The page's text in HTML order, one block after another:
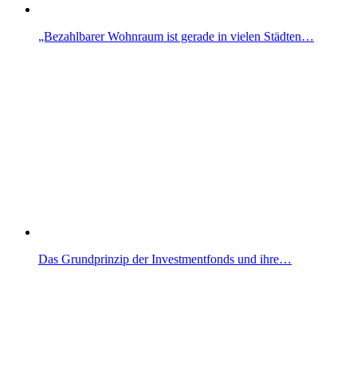
„Bezahlbarer Wohnraum ist gerade in vielen Städten…
Das Grundprinzip der Investmentfonds und ihre…